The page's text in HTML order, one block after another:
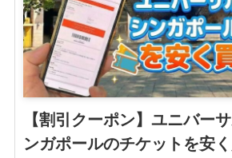
【割引クーポン】ユニバー
ンガポールのチケットを安